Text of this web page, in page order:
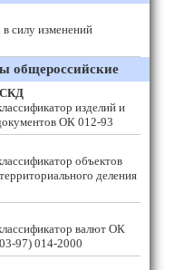
силу изменений
общероссийские
изделий и
ОК 012-93
объектов
деления
валют ОК
97) 014-2000